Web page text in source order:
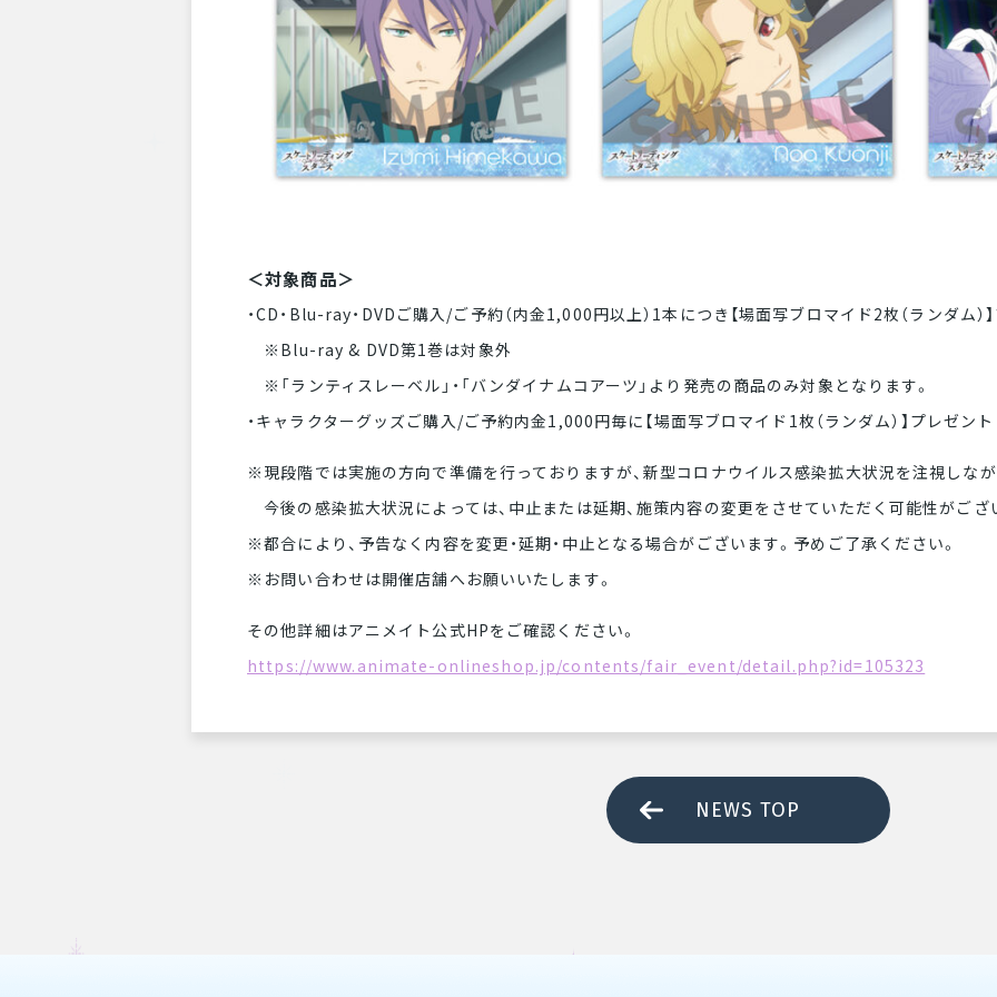
＜対象商品＞
・CD・Blu-ray・DVDご購入/ご予約（内金1,000円以上）1本につき【場面写ブロマイド2枚（ランダム）
※Blu-ray & DVD第1巻は対象外
※「ランティスレーベル」・「バンダイナムコアーツ」より発売の商品のみ対象となります。
・キャラクターグッズご購入/ご予約内金1,000円毎に【場面写ブロマイド1枚（ランダム）】プレゼント
※現段階では実施の方向で準備を行っておりますが、新型コロナウイルス感染拡大状況を注視しな
今後の感染拡大状況によっては、中止または延期、施策内容の変更をさせていただく可能性がござ
※都合により、予告なく内容を変更・延期・中止となる場合がございます。予めご了承ください。
※お問い合わせは開催店舗へお願いいたします。
その他詳細はアニメイト公式HPをご確認ください。
https://www.animate-onlineshop.jp/contents/fair_event/detail.php?id=105323
NEWS TOP